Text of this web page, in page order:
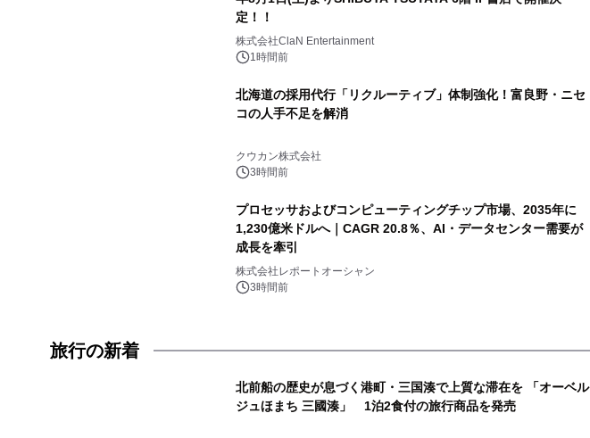
定！！
株式会社ClaN Entertainment
1時間前
北海道の採用代行「リクルーティブ」体制強化！富良野・ニセ
コの人手不足を解消
クウカン株式会社
3時間前
プロセッサおよびコンピューティングチップ市場、2035年に
1,230億米ドルへ｜CAGR 20.8％、AI・データセンター需要が
成長を牽引
株式会社レポートオーシャン
3時間前
旅行の新着
北前船の歴史が息づく港町・三国湊で上質な滞在を 「オーベル
ジュほまち 三國湊」 1泊2食付の旅行商品を発売